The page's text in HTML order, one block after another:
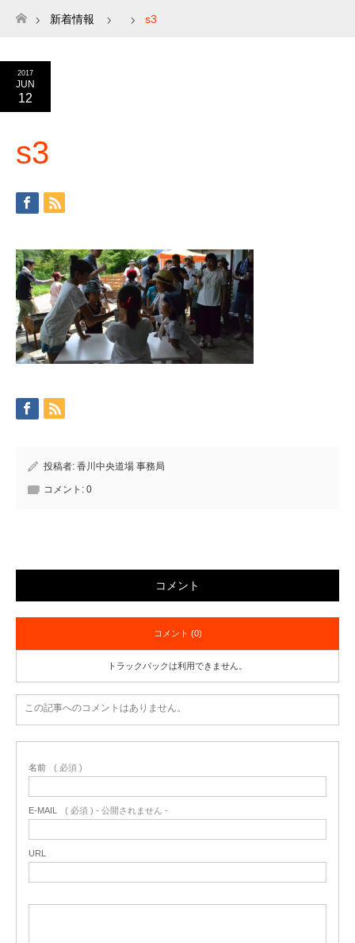
ホーム
新着情報 s3
2017
JUN
12
s3
投稿者: 香川中央道場 事務局
コメント: 0
コメント
コメント (0)
トラックバックは利用できません。
この記事へのコメントはありません。
名前 ( 必須 )
E-MAIL ( 必須 ) - 公開されません -
URL